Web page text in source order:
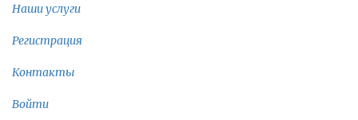
Наши услуги
Регистрация
Контакты
Войти